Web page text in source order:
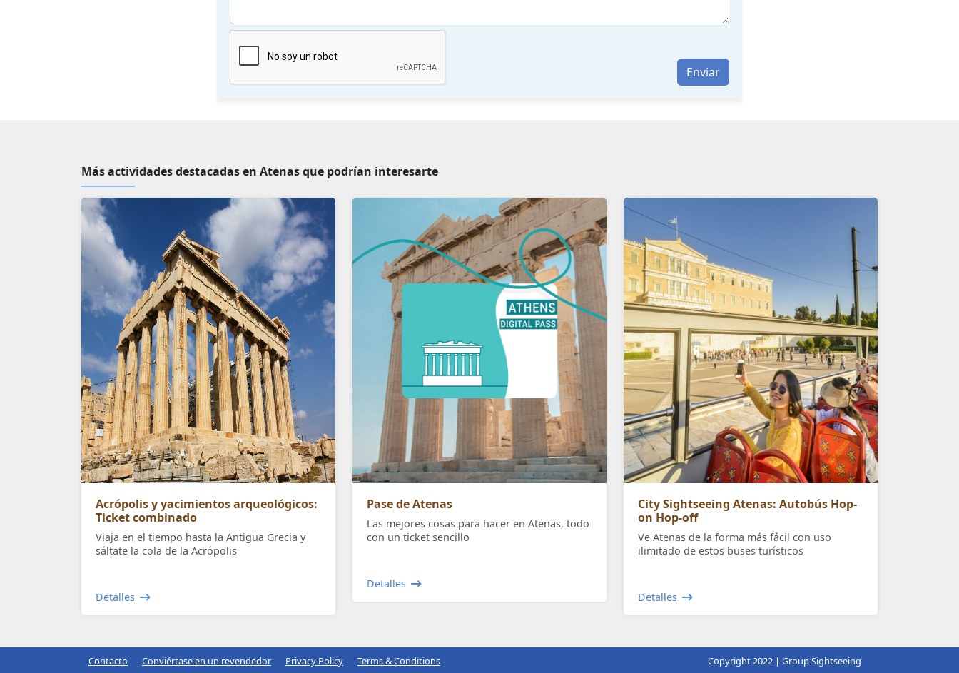
Enviar
Más actividades destacadas en Atenas que podrían interesarte
Acrópolis y yacimientos arqueológicos:
Ticket combinado
Viaja en el tiempo hasta la Antigua Grecia y
sáltate la cola de la Acrópolis
Detalles
Pase de Atenas
Las mejores cosas para hacer en Atenas, todo
con un ticket sencillo
Detalles
City Sightseeing Atenas: Autobús Hop-
on Hop-off
Ve Atenas de la forma más fácil con uso
ilimitado de estos buses turísticos
Detalles
Contacto Conviértase en un revendedor Privacy Policy Terms & Conditions Copyright 2022 | Group Sightseeing